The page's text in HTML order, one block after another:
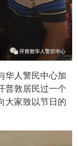
华人警民中心加
普敦居民过一个
大家致以节日的